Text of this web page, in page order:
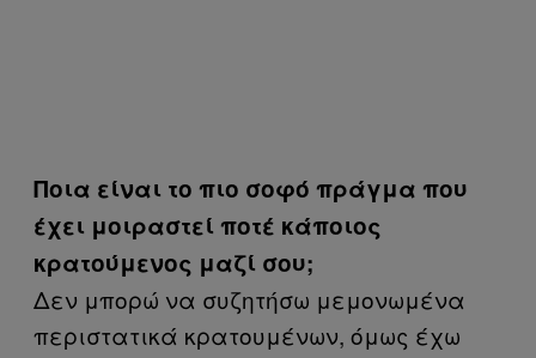
Ποια είναι το πιο σοφό πράγμα που
έχει μοιραστεί ποτέ κάποιος
κρατούμενος μαζί σου;
Δεν μπορώ να συζητήσω μεμονωμένα
περιστατικά κρατουμένων, όμως έχω